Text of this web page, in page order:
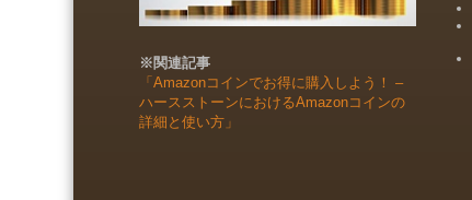
※関連記事
「Amazonコインでお得に購入しよう！ –
ハースストーンにおけるAmazonコインの
詳細と使い方」